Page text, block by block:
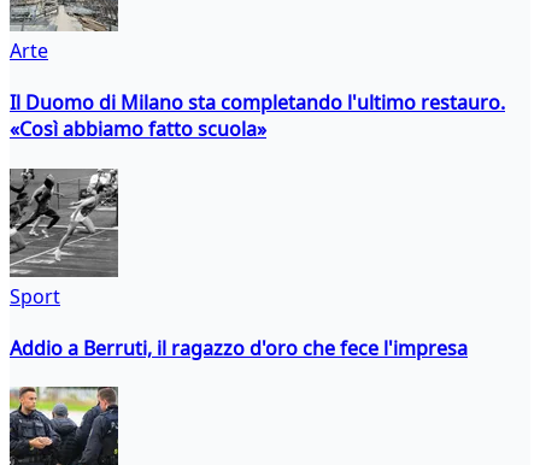
Arte
Il Duomo di Milano sta completando l'ultimo restauro.
«Così abbiamo fatto scuola»
Sport
Addio a Berruti, il ragazzo d'oro che fece l'impresa